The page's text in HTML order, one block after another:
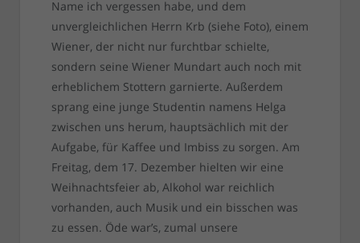
Name ich vergessen habe, und dem
unvergleichlichen Herrn Krb (siehe Foto), einem
Wiener, der nicht nur furchtbar schielte,
sondern seine Wiener Mundart auch noch mit
erheblichem Stottern garnierte. Außerdem
sprang eine junge Studentin namens Helga
zwischen uns herum, hauptsächlich mit der
Aufgabe, für Kaffee und Imbiss zu sorgen. Am
Freitag, dem 17. Dezember hielten wir eine
Weihnachtsfeier ab, Alkohol war reichlich
vorhanden, auch Musik und ein bisschen was
zu essen. Öde war’s, zumal unsere